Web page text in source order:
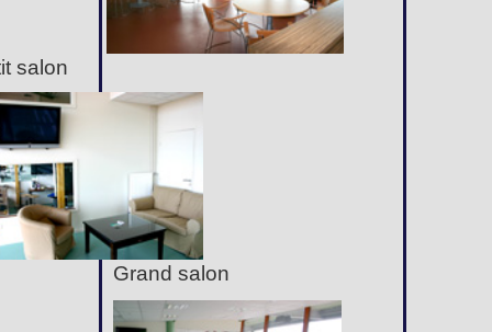
salon
Grand salon